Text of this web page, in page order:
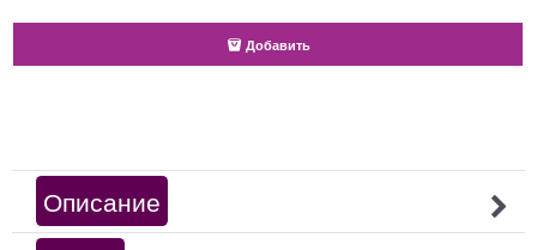
Добавить
Описание